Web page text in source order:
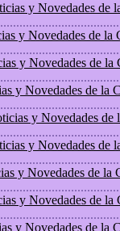
y Novedades de
y Novedades de la
y Novedades de la
y Novedades de la
y Novedades de
y Novedades de
y Novedades de la
y Novedades de la
y Novedades de la